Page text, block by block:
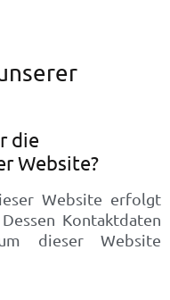
die
Website?
Website erfolgt
Kontaktdaten
dieser Website